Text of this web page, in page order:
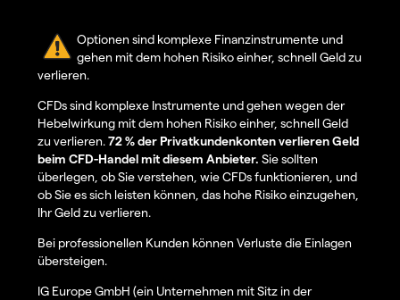
Optionen sind komplexe Finanzinstrumente und
gehen mit dem hohen Risiko einher, schnell Geld zu
verlieren.
CFDs sind komplexe Instrumente und gehen wegen der
Hebelwirkung mit dem hohen Risiko einher, schnell Geld
zu verlieren.72 % der Privatkundenkonten verlieren Geld
beim CFD-Handel mit diesem Anbieter. Sie sollten
überlegen, ob Sie verstehen, wie CFDs funktionieren, und
ob Sie es sich leisten können, das hohe Risiko einzugehen,
Ihr Geld zu verlieren.
Bei professionellen Kunden können Verluste die Einlagen
übersteigen.
IG Europe GmbH (ein Unternehmen mit Sitz in der